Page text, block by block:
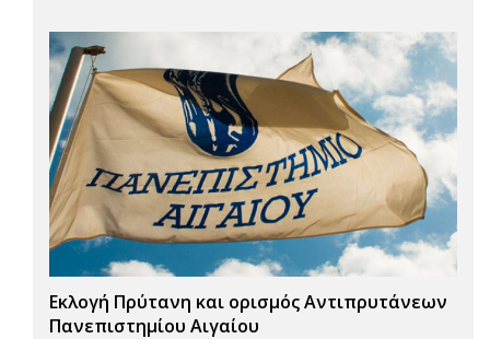
Εκλογή Πρύτανη και ορισμός Αντιπρυτάνεων
Πανεπιστημίου Αιγαίου